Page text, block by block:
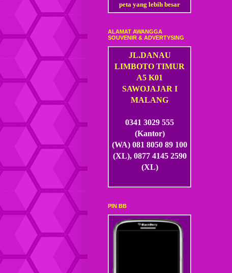
peta yang lebih besar
ALAMAT AWANGGA
SOUVENIR & ADVERTYSING
JL.DANAU
LIMBOTO TIMUR
A5 K01
SAWOJAJAR I
MALANG
0341 3029 555
(Kantor)
(WA) 081 8050 89 100
(XL), 0877 4145 2590
(XL)
PIN BB